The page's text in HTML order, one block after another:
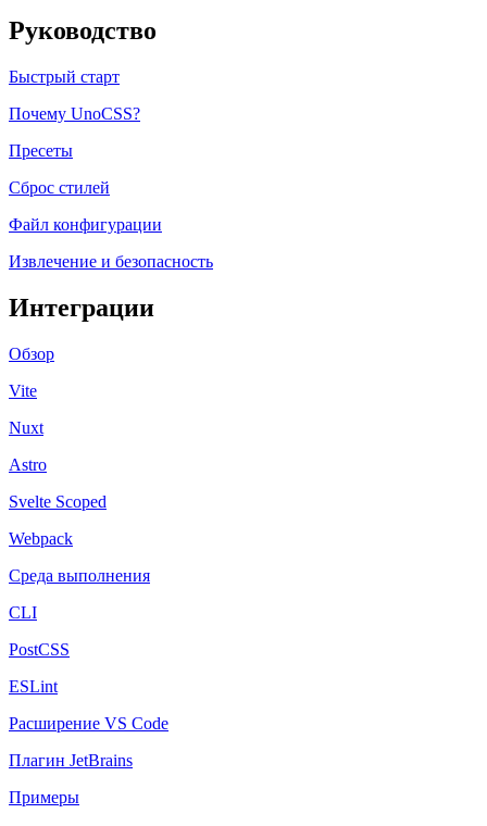
Руководство
Быстрый старт
Почему UnoCSS?
Пресеты
Сброс стилей
Файл конфигурации
Извлечение и безопасность
Интеграции
Обзор
Vite
Nuxt
Astro
Svelte Scoped
Webpack
Среда выполнения
CLI
PostCSS
ESLint
Расширение VS Code
Плагин JetBrains
Примеры